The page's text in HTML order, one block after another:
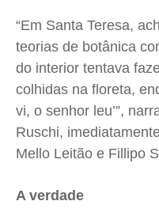
“Em Santa Teresa,
teorias de botânica
do interior tentava
colhidas na floreta,
vi, o senhor leu’”,
Ruschi,
Mello Leitão e Fillipo
A verdade